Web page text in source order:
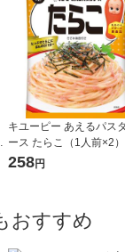
キユーピー あえるパス
ース たらこ（1人前×2
258円
おすすめ